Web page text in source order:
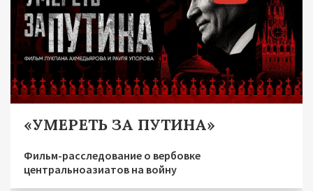
«УМЕРЕТЬ ЗА ПУТИНА»
Фильм-расследование о вербовке
центральноазиатов на войну